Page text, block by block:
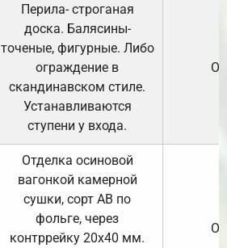
Перила- строганая
доска. Балясины-
точеные, фигурные. Либо
ограждение в
скандинавском стиле.
Устанавливаются
ступени у входа.
Отделка осиновой
вагонкой камерной
сушки, сорт АВ по
фольге, через
контррейку 20х40 мм.